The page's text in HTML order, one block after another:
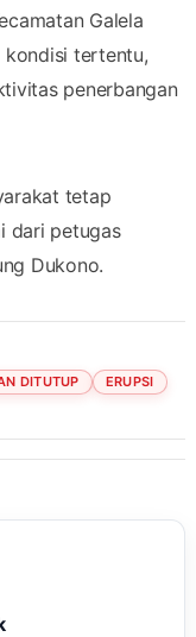
Galela
kondisi tertentu,
penerbangan
tetap
dari petugas
Dukono.
DITUTUP
ERUPSI